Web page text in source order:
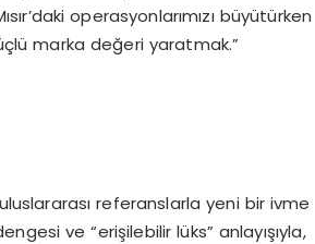
operasyonlarımızı büyütürken
marka değeri yaratmak.”
referanslarla yeni bir ivme
ve “erişilebilir lüks” anlayışıyla,